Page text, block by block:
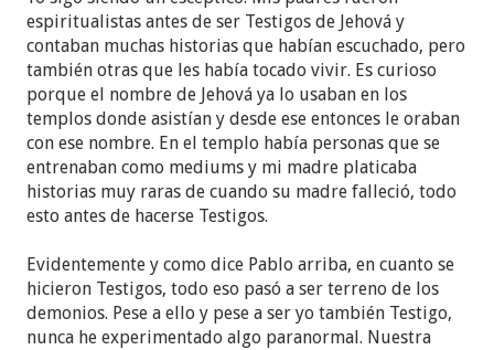
espiritualistas antes de ser Testigos de Jehová y
contaban muchas historias que habían escuchado, pero
también otras que les había tocado vivir. Es curioso
porque el nombre de Jehová ya lo usaban en los
templos donde asistían y desde ese entonces le oraban
con ese nombre. En el templo había personas que se
entrenaban como mediums y mi madre platicaba
historias muy raras de cuando su madre falleció, todo
esto antes de hacerse Testigos.
Evidentemente y como dice Pablo arriba, en cuanto se
hicieron Testigos, todo eso pasó a ser terreno de los
demonios. Pese a ello y pese a ser yo también Testigo,
nunca he experimentado algo paranormal. Nuestra